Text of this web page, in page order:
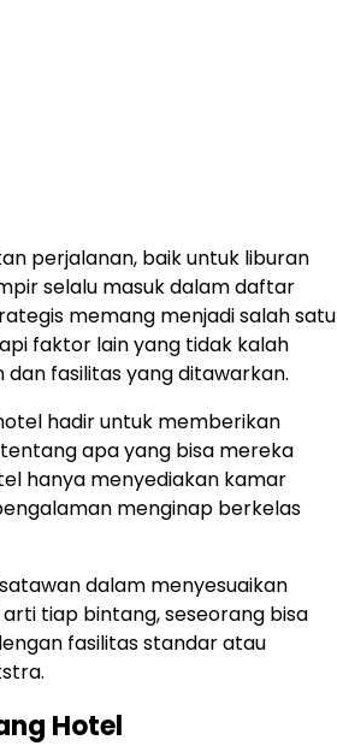
perjalanan, baik untuk liburan
selalu masuk dalam daftar
memang menjadi salah satu
faktor lain yang tidak kalah
fasilitas yang ditawarkan.
hadir untuk memberikan
apa yang bisa mereka
hanya menyediakan kamar
menginap berkelas
dalam menyesuaikan
tiap bintang, seseorang bisa
fasilitas standar atau
Hotel